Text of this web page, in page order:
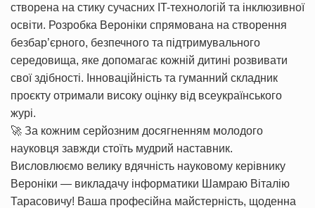
створена на стику сучасних IT-технологій та інклюзивної
освіти. Розробка Вероніки спрямована на створення
безбар’єрного, безпечного та підтримувального
середовища, яке допомагає кожній дитині розвивати
свої здібності. Інноваційність та гуманний складник
проєкту отримали високу оцінку від всеукраїнського
журі.
🚀 За кожним серйозним досягненням молодого
науковця завжди стоїть мудрий наставник.
Висловлюємо велику вдячність науковому керівнику
Вероніки — викладачу інформатики Шамраю Віталію
Тарасовичу! Ваша професійна майстерність, щоденна